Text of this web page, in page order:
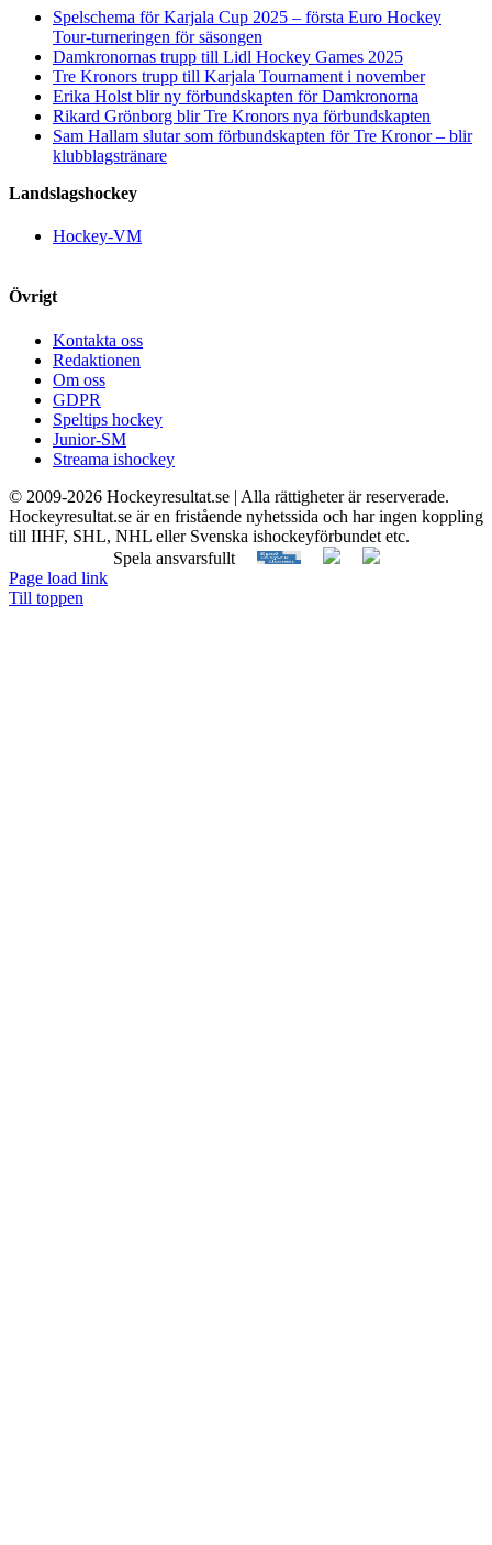
Spelschema för Karjala Cup 2025 – första Euro Hockey
Tour-turneringen för säsongen
Damkronornas trupp till Lidl Hockey Games 2025
Tre Kronors trupp till Karjala Tournament i november
Erika Holst blir ny förbundskapten för Damkronorna
Rikard Grönborg blir Tre Kronors nya förbundskapten
Sam Hallam slutar som förbundskapten för Tre Kronor – blir
klubblagstränare
Landslagshockey
Hockey-VM
Övrigt
Kontakta oss
Redaktionen
Om oss
GDPR
Speltips hockey
Junior-SM
Streama ishockey
© 2009-2026 Hockeyresultat.se | Alla rättigheter är reserverade.
Hockeyresultat.se är en fristående nyhetssida och har ingen koppling
till IIHF, SHL, NHL eller Svenska ishockeyförbundet etc.
Spela ansvarsfullt
Page load link
Till toppen